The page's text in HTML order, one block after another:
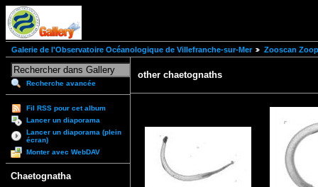
Galerie de l'Observatoire Océanologique de Villefranche-sur-Mer Zooscan
Recherche avancée
Fil RSS pour cet album
Lancer un diaporama
Lancer un diaporama (plein
écran)
Monter avec WebDAV
Chaetognatha
other chaetognaths